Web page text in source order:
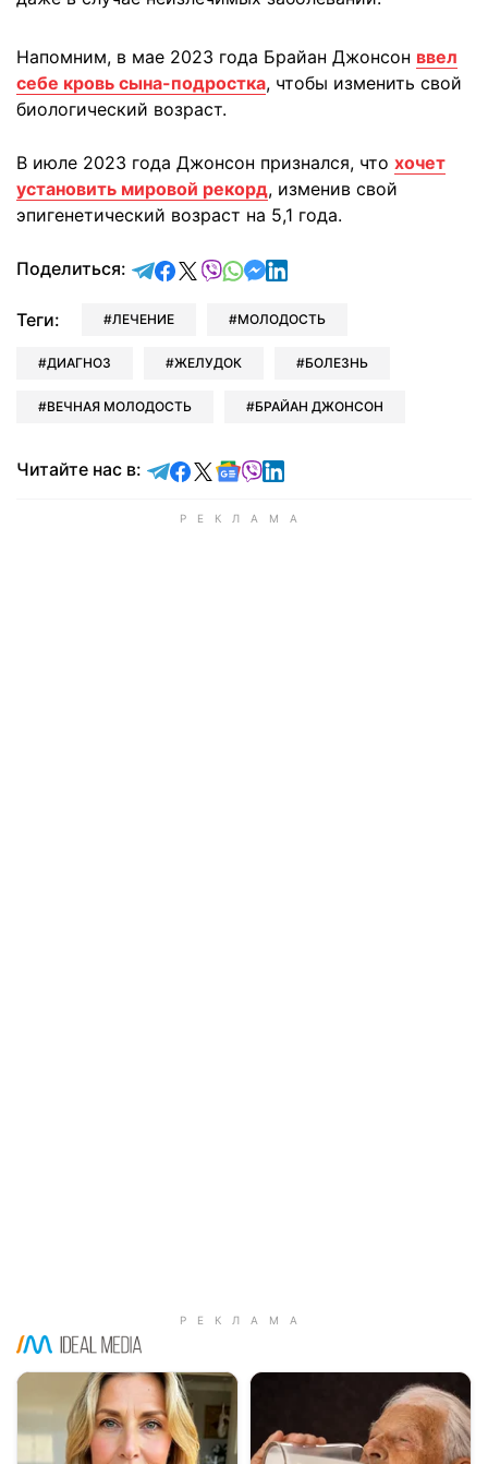
Напомним, в мае 2023 года Брайан Джонсон ввел
себе кровь сына-подростка, чтобы изменить свой
биологический возраст.
В июле 2023 года Джонсон признался, что хочет
установить мировой рекорд, изменив свой
эпигенетический возраст на 5,1 года.
Поделиться: отправить в Telegram
поделиться в Facebook
поделиться в X
отправить в Viber
отправить в Whatsapp
отправить в Messenger
отправить в LinkedIn
Теги: ЛЕЧЕНИЕ МОЛОДОСТЬ
ДИАГНОЗ ЖЕЛУДОК БОЛЕЗНЬ
ВЕЧНАЯ МОЛОДОСТЬ БРАЙАН ДЖОНСОН
Читайте нас в: Читайте в Telegram
Читайте в Facebook
Читайте в X
Читайте в Google news
Читайте в Viber
Читайте в LinkedIn